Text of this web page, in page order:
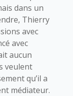
dans un
Thierry
avec
avec
aucun
veulent
qu’il a
médiateur.